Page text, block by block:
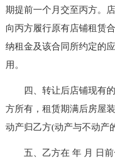
期提前一个月交至丙方。
向丙方履行原有店铺租赁
纳租金及该合同所约定的
用。
四、转让后店铺现有的
方所有，租赁期满后房屋
动产归乙方(动产与不动产
五、乙方在 年 月 日前